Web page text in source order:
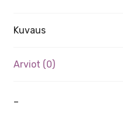
Kuvaus
Arviot (0)
–